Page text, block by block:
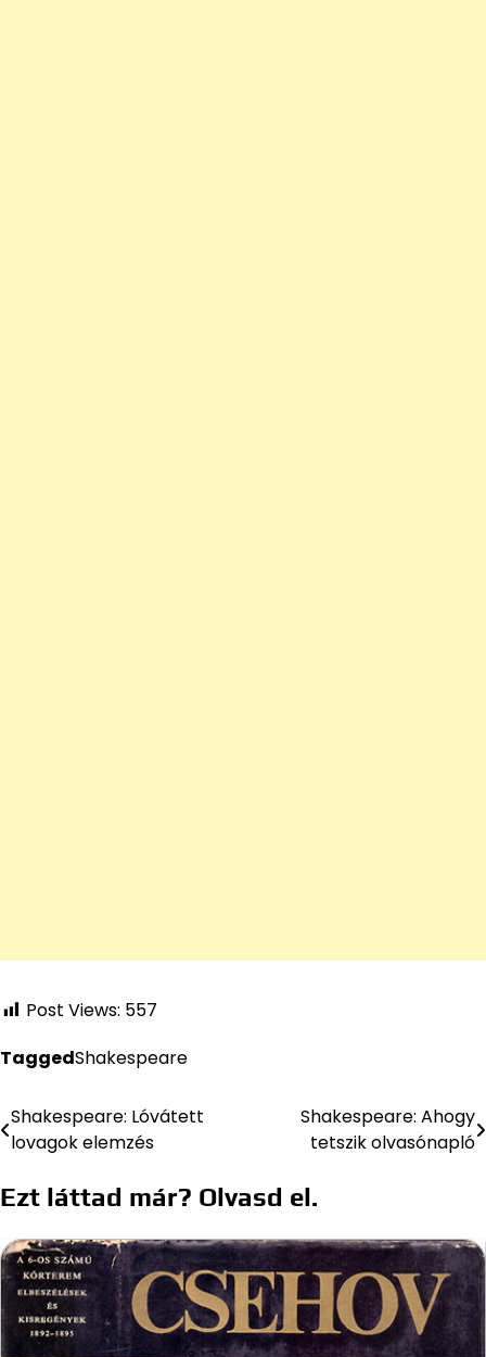
Post Views: 557
TaggedShakespeare
Bejegyzés
navigáció
Shakespeare: Lóvátett
lovagok elemzés
Shakespeare: Ahogy
tetszik olvasónapló
Ezt láttad már? Olvasd el.